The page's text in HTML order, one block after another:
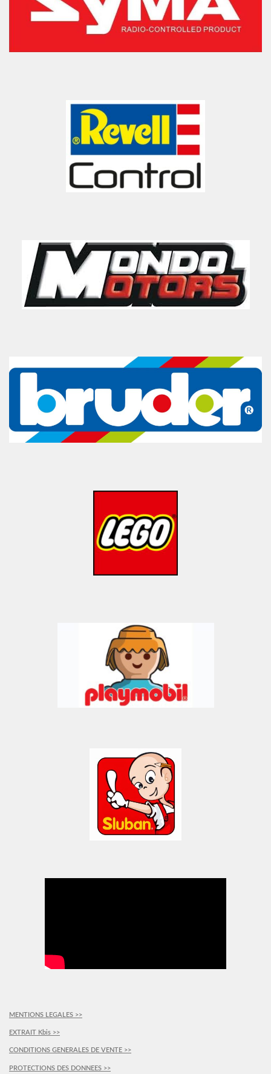
MENTIONS LEGALES >>
EXTRAIT Kbis >>
CONDITIONS GENERALES DE VENTE >>
PROTECTIONS DES DONNEES >>